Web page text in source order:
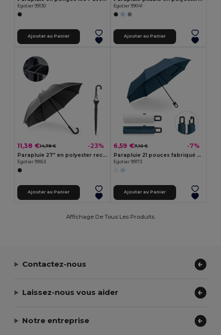
Egotier 99130
Ajouter au Panier
Egotier 99041
Ajouter au Panier
11,38 €14,78 € -23%
Parapluie 27" en polyester recyclé (100% rPET) pongé 190T coupe-vent
Egotier 99163
Ajouter au Panier
6,59 €7,10 € -7%
Parapluie 21 pouces fabriqué à partir de polyester recyclé (100 % rPET) et de pongé 190T résistant au vent
Egotier 99173
Ajouter au Panier
Affichage De Tous Les Produits.
Contactez-nous
Laissez-nous vous aider
Notre entreprise